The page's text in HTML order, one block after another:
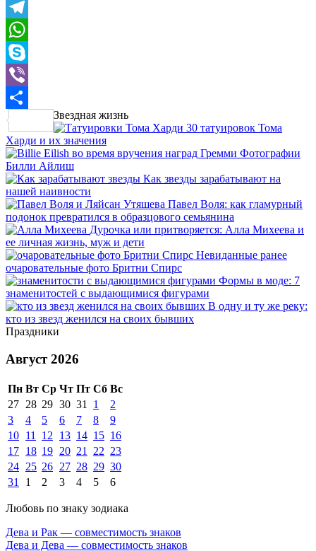
Twitter
Telegram
WhatsApp
Skype
Viber
Отправить
Звездная жизнь
30 татуировок Тома
Харди и их значения
Фотографии
Билли Айлиш
Как звезды зарабатывают на
нашей наивности
Павел Воля: как гламурный
подонок превратился в образцового семьянина
Дурочка или притворяется: Алла Михеева и
ее личная жизнь, муж и дети
Невиданные ранее
очаровательные фото Бритни Спирс
Формы в моде: 7
знаменитостей с выдающимися фигурами
В одну и ту же реку:
кто из звезд женился на своих бывших
Праздники
Август 2026
Пн Вт Ср Чт Пт Сб Вс
27 28 29 30 31 1
2
3
4 5 6 7 8
9
10 11 12 13 14 15 16
17 18 19 20 21 22 23
24 25 26 27 28 29 30
31
1 2 3 4 5 6
Любовь по знаку зодиака
Дева и Рак — совместимость знаков
Дева и Дева — совместимость знаков